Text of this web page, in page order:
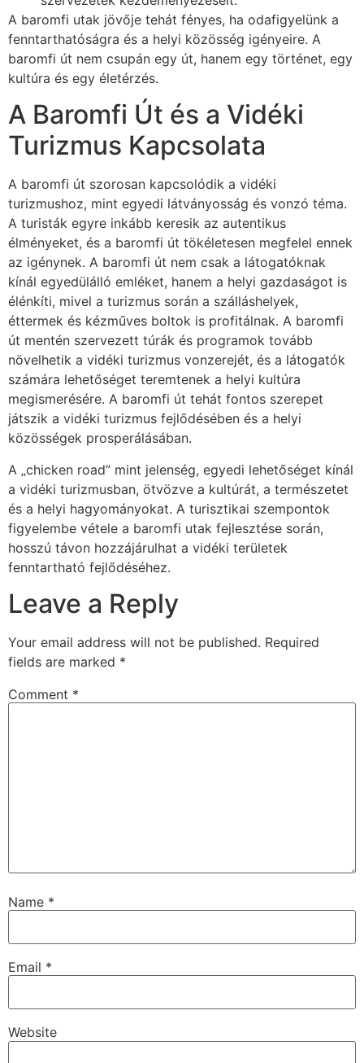
A baromfi utak jövője tehát fényes, ha odafigyelünk a
fenntarthatóságra és a helyi közösség igényeire. A
baromfi út nem csupán egy út, hanem egy történet, egy
kultúra és egy életérzés.
A Baromfi Út és a Vidéki
Turizmus Kapcsolata
A baromfi út szorosan kapcsolódik a vidéki
turizmushoz, mint egyedi látványosság és vonzó téma.
A turisták egyre inkább keresik az autentikus
élményeket, és a baromfi út tökéletesen megfelel ennek
az igénynek. A baromfi út nem csak a látogatóknak
kínál egyedülálló emléket, hanem a helyi gazdaságot is
élénkíti, mivel a turizmus során a szálláshelyek,
éttermek és kézműves boltok is profitálnak. A baromfi
út mentén szervezett túrák és programok tovább
növelhetik a vidéki turizmus vonzerejét, és a látogatók
számára lehetőséget teremtenek a helyi kultúra
megismerésére. A baromfi út tehát fontos szerepet
játszik a vidéki turizmus fejlődésében és a helyi
közösségek prosperálásában.
A „chicken road” mint jelenség, egyedi lehetőséget kínál
a vidéki turizmusban, ötvözve a kultúrát, a természetet
és a helyi hagyományokat. A turisztikai szempontok
figyelembe vétele a baromfi utak fejlesztése során,
hosszú távon hozzájárulhat a vidéki területek
fenntartható fejlődéséhez.
Leave a Reply
Your email address will not be published. Required
fields are marked *
Comment *
Name *
Email *
Website